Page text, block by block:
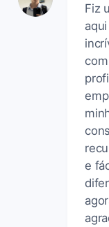
Fiz
e